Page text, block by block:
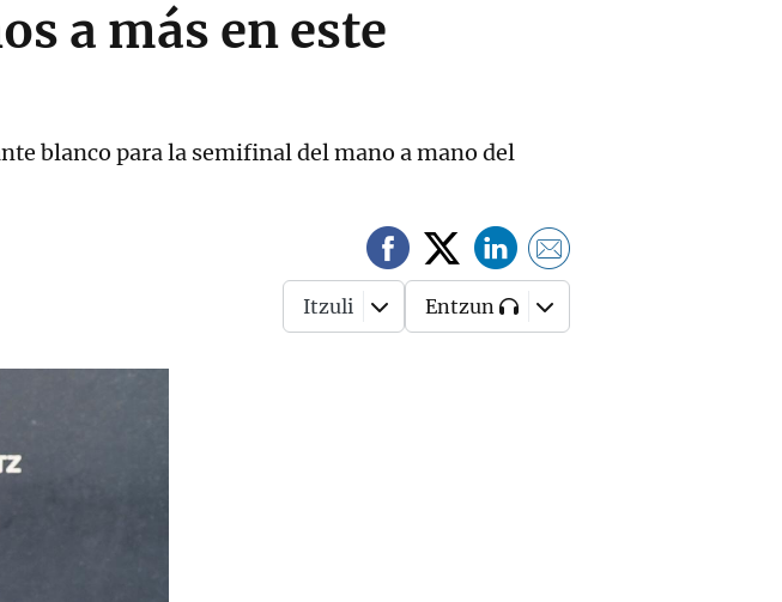
a más en este
blanco para la semifinal del mano a mano del
Itzuli Entzun